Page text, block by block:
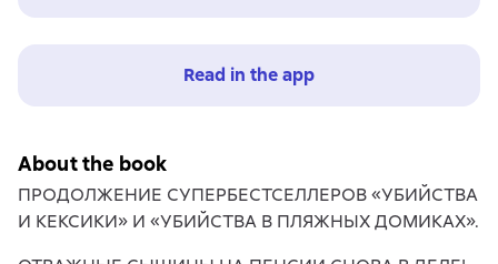
Read in the app
About the book
ПРОДОЛЖЕНИЕ СУПЕРБЕСТСЕЛЛЕРОВ «УБИЙСТВА
И КЕКСИКИ» И «УБИЙСТВА В ПЛЯЖНЫХ ДОМИКАХ».